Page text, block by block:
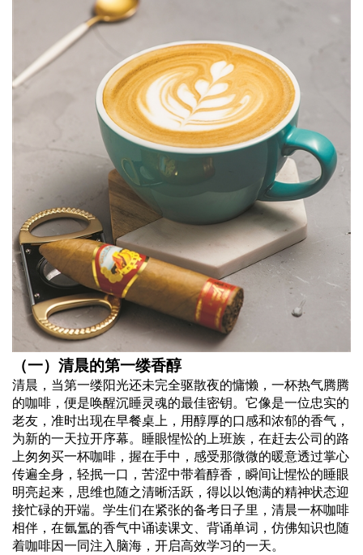
（一）清晨的第一缕香醇
清晨，当第一缕阳光还未完全驱散夜的慵懒，一杯热气腾腾
的咖啡，便是唤醒沉睡灵魂的最佳密钥。它像是一位忠实的
老友，准时出现在早餐桌上，用醇厚的口感和浓郁的香气，
为新的一天拉开序幕。睡眼惺忪的上班族，在赶去公司的路
上匆匆买一杯咖啡，握在手中，感受那微微的暖意透过掌心
传遍全身，轻抿一口，苦涩中带着醇香，瞬间让惺忪的睡眼
明亮起来，思维也随之清晰活跃，得以以饱满的精神状态迎
接忙碌的开端。学生们在紧张的备考日子里，清晨一杯咖啡
相伴，在氤氲的香气中诵读课文、背诵单词，仿佛知识也随
着咖啡因一同注入脑海，开启高效学习的一天。